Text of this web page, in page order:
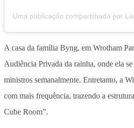
A casa da família Byng, em Wrotham
Audiência Privada da rainha, onde ela
ministros semanalmente. Entretanto, a
com mais frequência, trazendo a
Cube Room”.